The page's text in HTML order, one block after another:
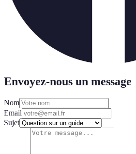
Envoyez-nous un message
Nom
Email
Sujet